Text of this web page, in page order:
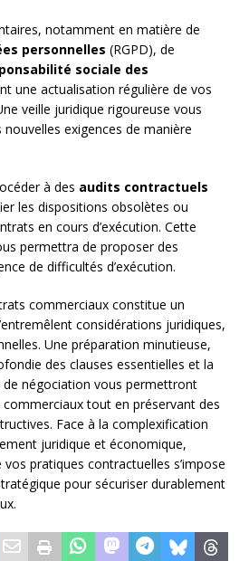
notamment en matière de
personnelles (RGPD), de
sociale des
une actualisation régulière de vos
veille juridique rigoureuse vous
exigences de manière
à des audits contractuels
les dispositions obsolètes ou
en cours d’exécution. Cette
permettra de proposer des
de difficultés d’exécution.
commerciaux constitue un
considérations juridiques,
Une préparation minutieuse,
des clauses essentielles et la
négociation vous permettront
commerciaux tout en préservant des
Face à la complexification
juridique et économique,
pratiques contractuelles s’impose
pour sécuriser durablement